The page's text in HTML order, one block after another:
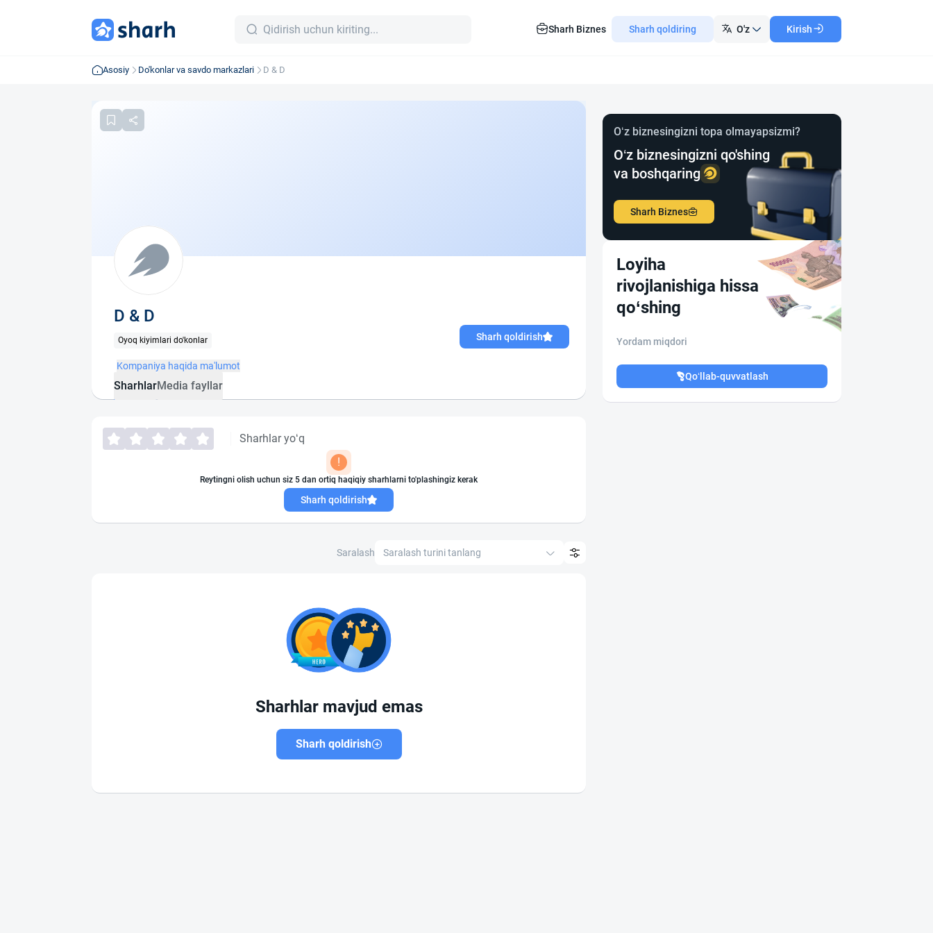
Sharh Biznes Sharh qoldiring O'z Kirish
Asosiy Do'konlar va savdo markazlari D & D
D & D
Oyoq kiyimlari do'konlar Sharh qoldirish
Kompaniya haqida ma'lumot
SharhlarMedia fayllar
Sharhlar yo‘q
!
Reytingni olish uchun siz 5 dan ortiq haqiqiy sharhlarni to'plashingiz kerak
Sharh qoldirish
Saralash Saralash turini tanlang
Sharhlar mavjud emas
Sharh qoldirish
O‘z biznesingizni topa olmayapsizmi?
O‘z biznesingizni qo'shing
va boshqaring
Sharh Biznes
Loyiha
rivojlanishiga hissa
qo‘shing
Yordam miqdori
Qo‘llab-quvvatlash